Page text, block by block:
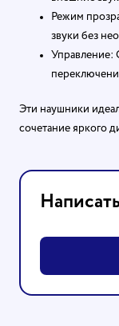
Режим
звуки без
Управление:
Эти наушники
сочетание яркого